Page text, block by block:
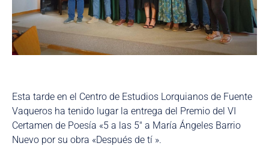
Esta tarde en el Centro de Estudios Lorquianos de Fuente
Vaqueros ha tenido lugar la entrega del Premio del VI
Certamen de Poesía «5 a las 5″ a María Ángeles Barrio
Nuevo por su obra «Después de tí ».